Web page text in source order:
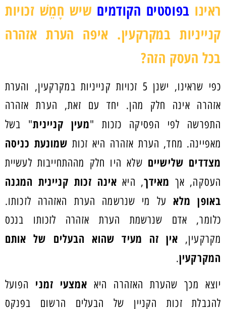
ראינו בפוסטים הקודמים שיש חָמֵשׁ זכויות
קנייניות במקרקעין. איפה הערת אזהרה
בכל העסק הזה?
כפי שראינו, ישנן 5 זכויות קנייניות במקרקעין, והערת
אזהרה אינה חלק מהן. יחד עם זאת, הערת אזהרה
התפרשה לפי הפסיקה כזכות "מעין קניינית" בשל
מאפיינה. מחד, הערת אזהרה היא זכות שמונעת כניסה
מצדדים שלישיים שלא היו חלק מההתחייבות לעשיית
העסקה, אך מאידך, היא אינה זכות קניינית המגנה
באופן מלא על מי שנרשמה הערת האזהרה לזכותו.
כלומר, אדם שנרשמת הערת אזהרה לזכותו בנכס
מקרקעין, אין זה מעיד שהוא הבעלים של אותם
המקרקעין.
יוצא מכך שהערת האזהרה היא אמצעי זמני הפועל
להגבלת זכות הקניין של הבעלים הרשום בפנקס